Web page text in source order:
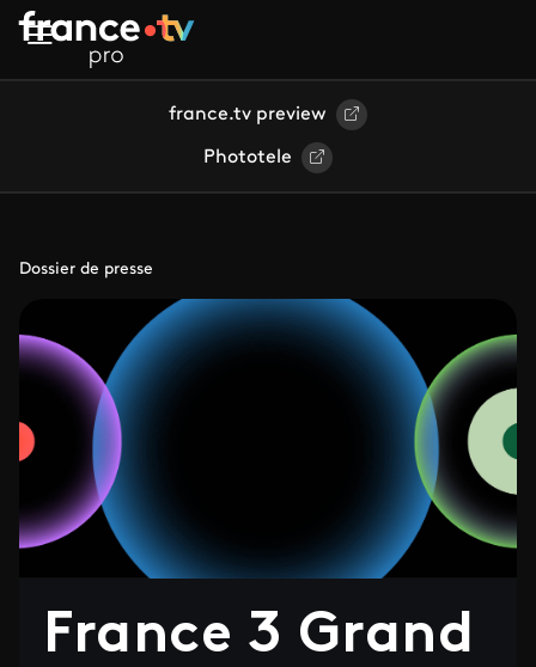
Aller au contenu principal
france.tv preview
Phototele
Dossier de presse
France 3 Grand